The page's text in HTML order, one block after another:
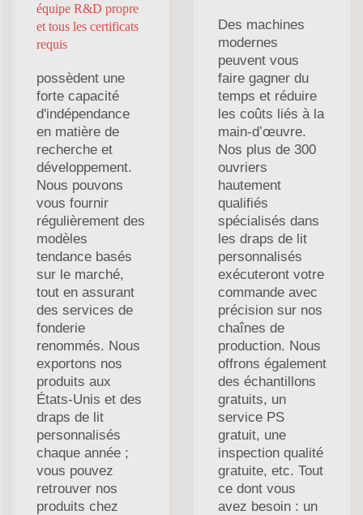
équipe R&D propre
et tous les certificats
requis
possèdent une
forte capacité
d'indépendance
en matière de
recherche et
développement.
Nous pouvons
vous fournir
régulièrement des
modèles
tendance basés
sur le marché,
tout en assurant
des services de
fonderie
renommés. Nous
exportons nos
produits aux
États-Unis et des
draps de lit
personnalisés
chaque année ;
vous pouvez
retrouver nos
produits chez
Des machines
modernes
peuvent vous
faire gagner du
temps et réduire
les coûts liés à la
main-d’œuvre.
Nos plus de 300
ouvriers
hautement
qualifiés
spécialisés dans
les draps de lit
personnalisés
exécuteront votre
commande avec
précision sur nos
chaînes de
production. Nous
offrons également
des échantillons
gratuits, un
service PS
gratuit, une
inspection qualité
gratuite, etc. Tout
ce dont vous
avez besoin : un